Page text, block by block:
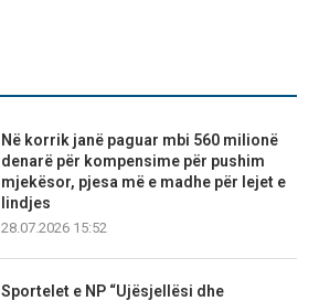
Në korrik janë paguar mbi 560 milionë
denarë për kompensime për pushim
mjekësor, pjesa më e madhe për lejet e
lindjes
28.07.2026 15:52
Sportelet e NP “Ujësjellësi dhe